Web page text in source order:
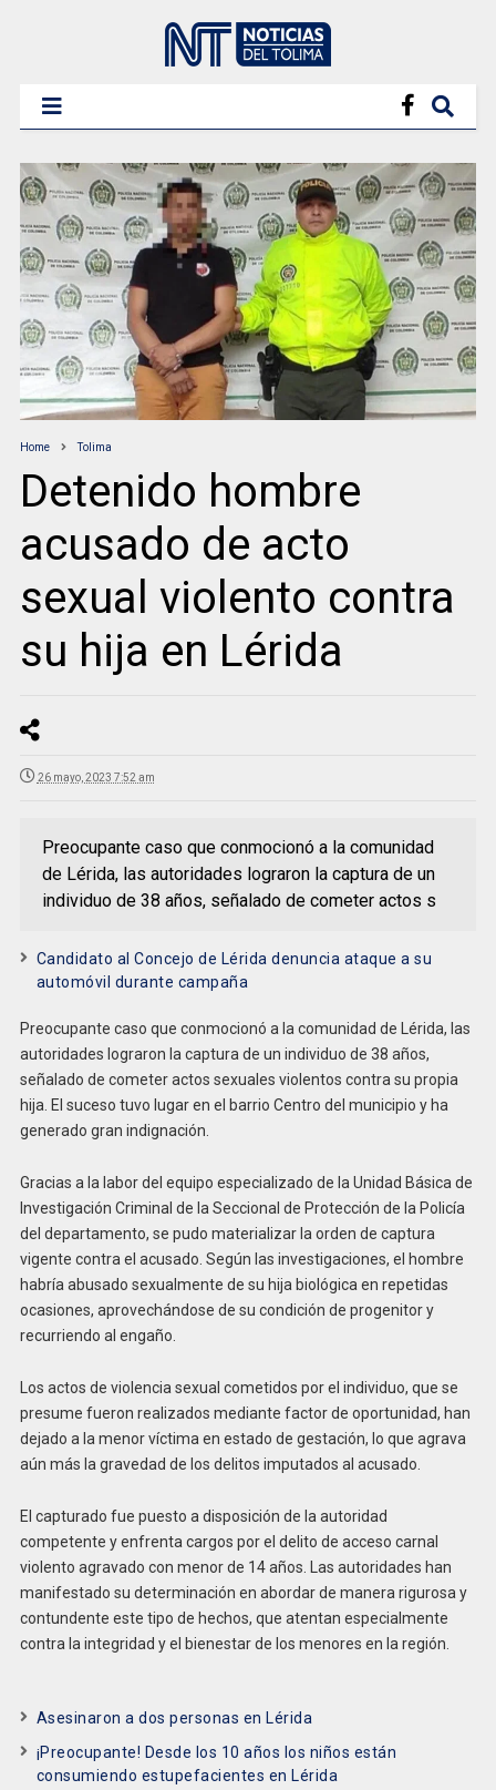
Home Tolima
Detenido hombre
acusado de acto
sexual violento contra
su hija en Lérida
26 mayo, 2023 7:52 am
Preocupante caso que conmocionó a la comunidad
de Lérida, las autoridades lograron la captura de un
individuo de 38 años, señalado de cometer actos s
Candidato al Concejo de Lérida denuncia ataque a su
automóvil durante campaña
Preocupante caso que conmocionó a la comunidad de Lérida, las
autoridades lograron la captura de un individuo de 38 años,
señalado de cometer actos sexuales violentos contra su propia
hija. El suceso tuvo lugar en el barrio Centro del municipio y ha
generado gran indignación.
Gracias a la labor del equipo especializado de la Unidad Básica de
Investigación Criminal de la Seccional de Protección de la Policía
del departamento, se pudo materializar la orden de captura
vigente contra el acusado. Según las investigaciones, el hombre
habría abusado sexualmente de su hija biológica en repetidas
ocasiones, aprovechándose de su condición de progenitor y
recurriendo al engaño.
Los actos de violencia sexual cometidos por el individuo, que se
presume fueron realizados mediante factor de oportunidad, han
dejado a la menor víctima en estado de gestación, lo que agrava
aún más la gravedad de los delitos imputados al acusado.
El capturado fue puesto a disposición de la autoridad
competente y enfrenta cargos por el delito de acceso carnal
violento agravado con menor de 14 años. Las autoridades han
manifestado su determinación en abordar de manera rigurosa y
contundente este tipo de hechos, que atentan especialmente
contra la integridad y el bienestar de los menores en la región.
Asesinaron a dos personas en Lérida
¡Preocupante! Desde los 10 años los niños están
consumiendo estupefacientes en Lérida